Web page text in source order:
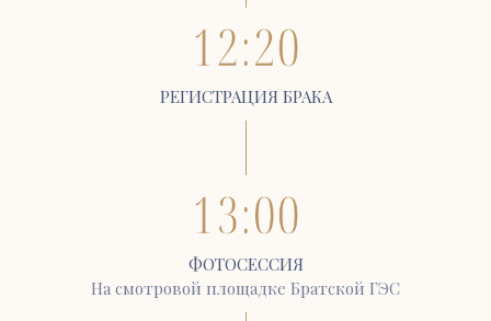
ФОТОСЕССИЯ
На смотровой площадке Братской ГЭС
РЕГИСТРАЦИЯ БРАКА